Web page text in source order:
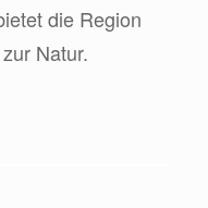
die Region
Natur.